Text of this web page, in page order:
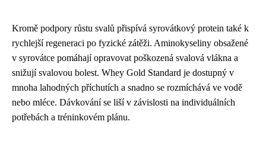
Kromě podpory růstu svalů přispívá syrovátkový protein také k
rychlejší regeneraci po fyzické zátěži. Aminokyseliny obsažené
v syrovátce pomáhají opravovat poškozená svalová vlákna a
snižují svalovou bolest. Whey Gold Standard je dostupný v
mnoha lahodných příchutích a snadno se rozmíchává ve vodě
nebo mléce. Dávkování se liší v závislosti na individuálních
potřebách a tréninkovém plánu.